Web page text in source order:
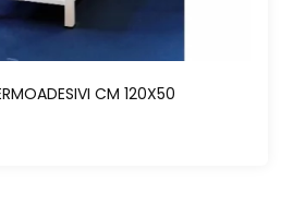
CM 120X50